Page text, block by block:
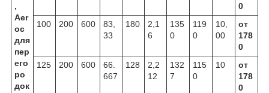
,
Aer
oc
для
пер
его
ро
док
0
100
200 600
83,
33
180
2,1
6
135
0
119
0
10,
00
от
178
0
125
200 600
66.
667
128
2,2
12
132
7
115
0
10
от
178
0